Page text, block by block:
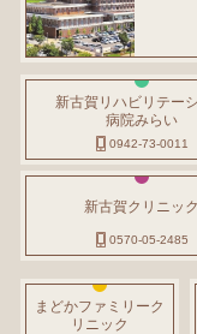
新古賀リハビリテー
病院みらい
0942-73-0011
新古賀クリニック
0570-05-2485
まどかファミリーク
リニック